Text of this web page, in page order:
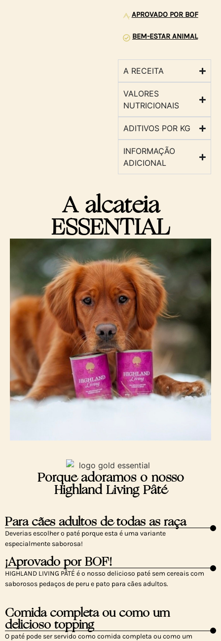
APROVADO POR BOF
BEM-ESTAR ANIMAL
A RECEITA
VALORES
NUTRICIONAIS
ADITIVOS POR KG
INFORMAÇÃO
ADICIONAL
A alcateia
ESSENTIAL
Porque adoramos o nosso
Highland Living Pâté
Para cães adultos de todas as raça
Deverias escolher o paté porque esta é uma variante
especialmente saborosa!
¡Aprovado por BOF!
HIGHLAND LIVING PÂTÉ é o nosso delicioso paté sem cereais com
saborosos pedaços de peru e pato para cães adultos.
Comida completa ou como um
delicioso topping
O paté pode ser servido como comida completa ou como um